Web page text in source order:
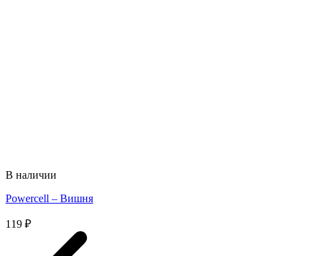
В наличии
Powercell – Вишня
119 ₽